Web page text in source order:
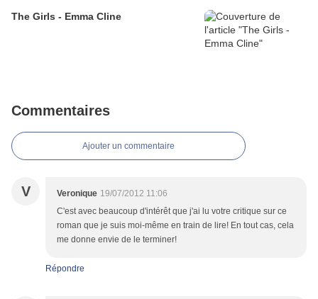
The Girls - Emma Cline
Commentaires
Ajouter un commentaire
V Veronique 19/07/2012 11:06
C'est avec beaucoup d'intérêt que j'ai lu votre critique sur ce
roman que je suis moi-même en train de lire! En tout cas, cela
me donne envie de le terminer!
Répondre